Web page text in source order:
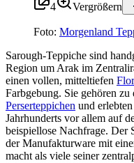
4 Vergrößern
Foto: Morgenland
Sarough-Teppiche sind
Region um Arak im
einen vollen, mitteltiefen Flor
Farbgebung. Sie gehören zu
Perserteppichen und
Jahrhunderts vor allem auf
beispiellose Nachfrage. Der
der Manufakturware mit
macht als viele seiner